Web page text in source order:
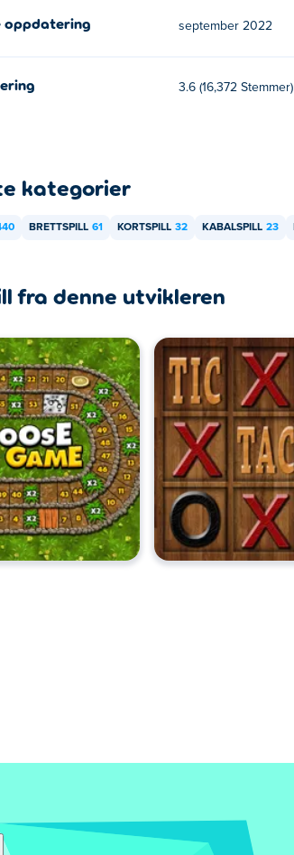
oppdatering september 2022
3.6 (16,372 Stemmer)
kategorier
BRETTSPILL 61 KORTSPILL 32 KABALSPILL 23
fra denne utvikleren